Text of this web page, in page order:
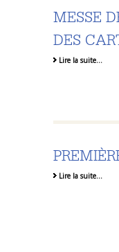
MESSE
DES
Lire la suite…
Lire la suite…